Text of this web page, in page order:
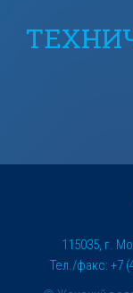
115035, г.
Тел./факс: +7